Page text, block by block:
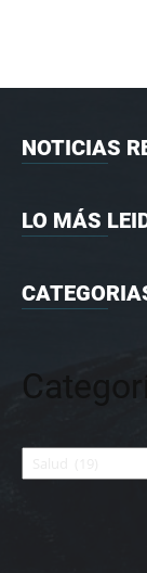
NOTICIAS
LO MÁS
Categorías